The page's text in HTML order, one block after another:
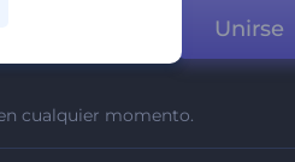
Unirse
cualquier momento.